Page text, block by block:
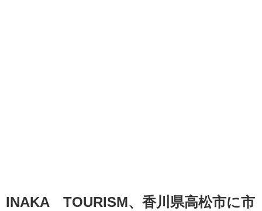
INAKA TOURISM、香川県高松市に市